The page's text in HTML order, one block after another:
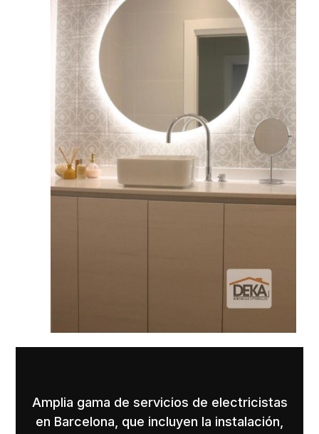
Amplia gama de servicios de electricistas
en Barcelona, que incluyen la instalación,